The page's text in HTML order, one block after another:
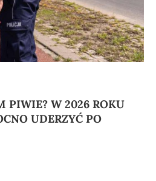
PIWIE? W 2026 ROKU
UDERZYĆ PO